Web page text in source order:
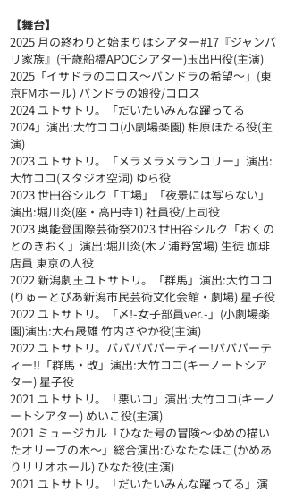
【舞台】
2025 月の終わりと始まりはシアター#17『ジャンバ
リ家族』(千歳船橋APOCシアター)玉出円役(主演)
2025「イサドラのコロス〜パンドラの希望〜」(東
京FMホール) パンドラの娘役/コロス
2024 ユトサトリ。「だいたいみんな躍ってる
2024」演出:大竹ココ(小劇場楽園) 相原ほたる役(主
演)
2023 ユトサトリ。「メラメラメランコリー」演出:
大竹ココ(スタジオ空洞) ゆら役
2023 世田谷シルク「工場」「夜景には写らない」
演出:堀川炎(座・高円寺1) 社員役/上司役
2023 奥能登国際芸術祭2023 世田谷シルク「おくの
とのきおく」演出:堀川炎(木ノ浦野営場) 生徒 珈琲
店員 東京の人役
2022 新潟劇王ユトサトリ。「群馬」演出:大竹ココ
(りゅーとぴあ新潟市民芸術文化会館・劇場) 星子役
2022 ユトサトリ。「〆!-女子部員ver.-」(小劇場楽
園)演出:大石晟雄 竹内さやか役(主演)
2022 ユトサトリ。パパパパパーティー!パパパーテ
ィー!!「群馬・改」演出:大竹ココ(キーノートシア
ター) 星子役
2021 ユトサトリ。「悪いコ」演出:大竹ココ(キーノ
ートシアター) めいこ役(主演)
2021 ミュージカル「ひなた号の冒険〜ゆめの描い
たオリーブの木〜」総合演出:ひなたなほこ(かめあ
りリリオホール) ひなた役(主演)
2021 ユトサトリ。「だいたいみんな躍ってる」演